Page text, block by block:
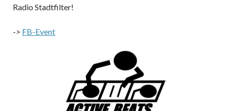
Radio Stadtfilter!
-> FB-Event